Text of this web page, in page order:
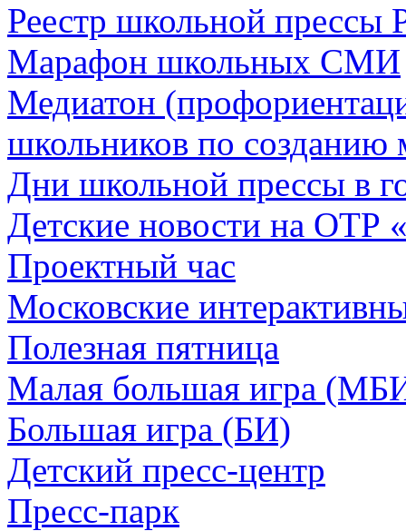
Реестр школьной прессы
Марафон школьных СМИ
Медиатон
школьников по созданию
Дни школьной прессы в
Детские новости на ОТР
Проектный час
Московские
Полезная пятница
Малая большая игра
Большая игра (БИ)
Детский пресс-центр
Пресс-парк